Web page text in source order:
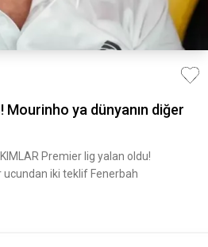
Mourinho ya dünyanın diğer
Premier lig yalan oldu!
ucundan iki teklif Fenerbah